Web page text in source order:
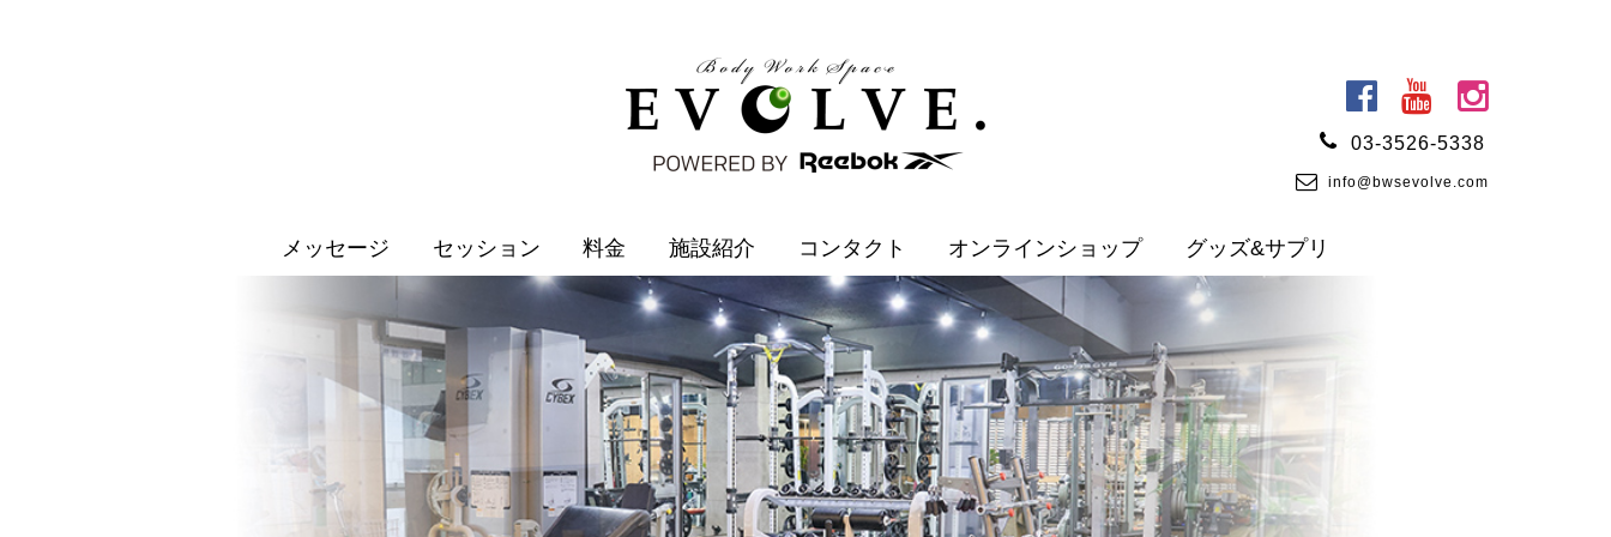
03-3526-5338
info@bwsevolve.com
メッセージ セッション 料金 施設紹介 コンタクト オンラインショップ グッズ&サプリ